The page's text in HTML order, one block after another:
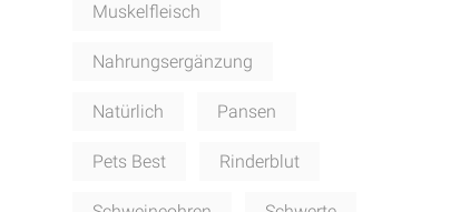
Muskelfleisch
Nahrungsergänzung
Natürlich Pansen
Pets Best Rinderblut